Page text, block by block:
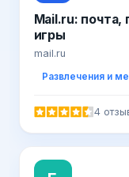
Mail.ru: почта,
игры
mail.ru
Развлечения и
4